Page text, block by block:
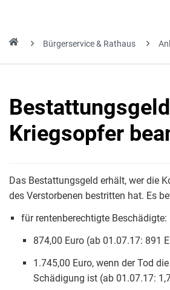
Bürgerservice & Rathaus
Kriegsopfer
Das Bestattungsgeld erhält, wer die
des Verstorbenen bestritten hat. Es
für rentenberechtigte Beschädigte:
874,00 Euro (ab 01.07.17: 891
1.745,00 Euro, wenn der Tod
Schädigung ist (ab 01.07.17: